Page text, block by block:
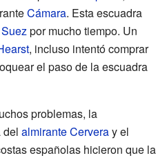
Cámara. Esta escuadra
por mucho tiempo. Un
, incluso intentó comprar
el paso de la escuadra
problemas, la
del almirante Cerveray el
españolas hicieron que la